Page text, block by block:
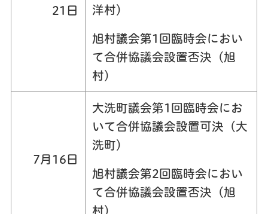
21日
洋村）
旭村議会第1回臨時会におい
て合併協議会設置否決（旭
村）
7月16日
大洗町議会第1回臨時会にお
いて合併協議会設置可決（大
洗町）
旭村議会第2回臨時会におい
て合併協議会設置否決（旭
村）